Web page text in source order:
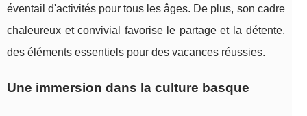
éventail d'activités pour tous les âges. De plus, son cadre
chaleureux et convivial favorise le partage et la détente,
des éléments essentiels pour des vacances réussies.
Une immersion dans la culture basque